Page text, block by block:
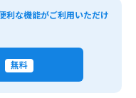
利な機能がご利用いただけ
無料